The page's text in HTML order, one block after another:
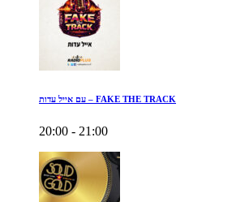
עם אייל עדות – FAKE THE TRACK
20:00 - 21:00